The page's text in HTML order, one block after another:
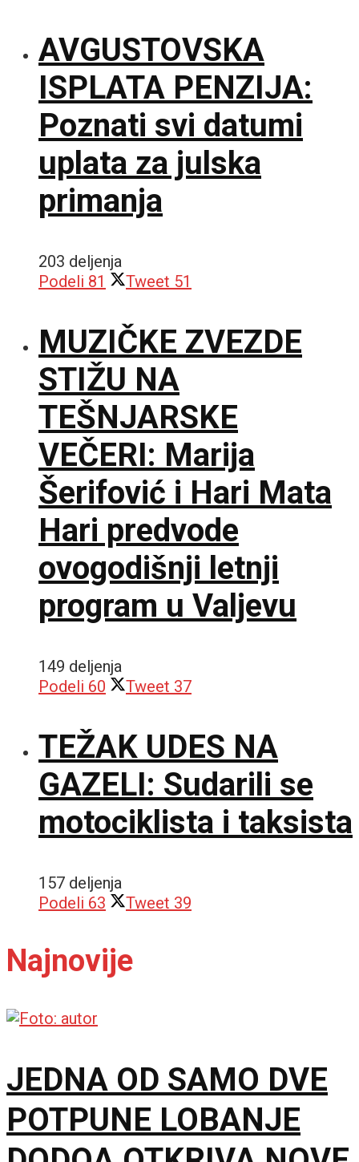
AVGUSTOVSKA
ISPLATA PENZIJA:
Poznati svi datumi
uplata za julska
primanja
203 deljenja
Podeli 81 Tweet 51
MUZIČKE ZVEZDE
STIŽU NA
TEŠNJARSKE
VEČERI: Marija
Šerifović i Hari Mata
Hari predvode
ovogodišnji letnji
program u Valjevu
149 deljenja
Podeli 60 Tweet 37
TEŽAK UDES NA
GAZELI: Sudarili se
motociklista i taksista
157 deljenja
Podeli 63 Tweet 39
Najnovije
JEDNA OD SAMO DVE
POTPUNE LOBANJE